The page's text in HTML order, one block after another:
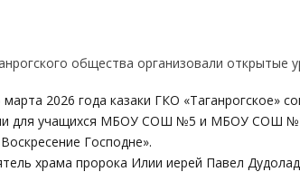
марта 2026 года казаки ГКО «Таганрогское»
для учащихся МБОУ СОШ №5 и МБОУ СОШ
Господне».
храма пророка Илии иерей Павел